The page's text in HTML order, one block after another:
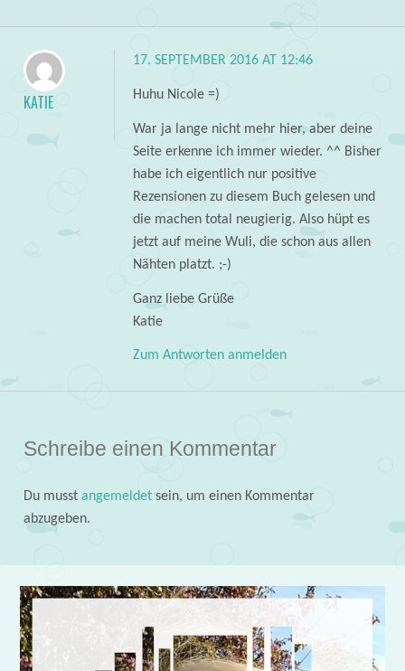
KATIE
17. SEPTEMBER 2016 AT 12:46
Huhu Nicole =)
War ja lange nicht mehr hier, aber deine
Seite erkenne ich immer wieder. ^^ Bisher
habe ich eigentlich nur positive
Rezensionen zu diesem Buch gelesen und
die machen total neugierig. Also hüpt es
jetzt auf meine Wuli, die schon aus allen
Nähten platzt. ;-)
Ganz liebe Grüße
Katie
Zum Antworten anmelden
Schreibe einen Kommentar
Du musst angemeldetsein, um einen Kommentar
abzugeben.